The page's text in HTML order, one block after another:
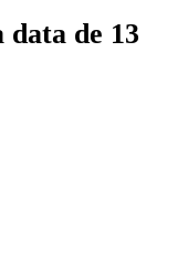
de 13